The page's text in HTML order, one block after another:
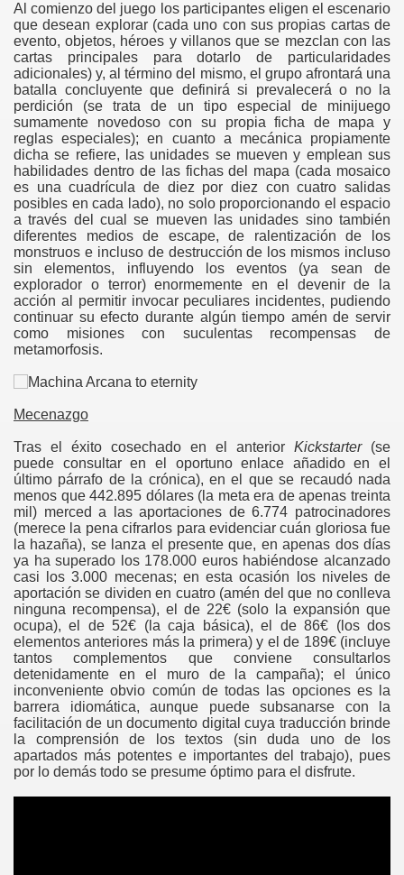
Al comienzo del juego los participantes eligen el escenario
que desean explorar (cada uno con sus propias cartas de
evento, objetos, héroes y villanos que se mezclan con las
cartas principales para dotarlo de particularidades
adicionales) y, al término del mismo, el grupo afrontará una
batalla concluyente que definirá si prevalecerá o no la
perdición (se trata de un tipo especial de minijuego
sumamente novedoso con su propia ficha de mapa y
reglas especiales); en cuanto a mecánica propiamente
dicha se refiere, las unidades se mueven y emplean sus
habilidades dentro de las fichas del mapa (cada mosaico
es una cuadrícula de diez por diez con cuatro salidas
posibles en cada lado), no solo proporcionando el espacio
a través del cual se mueven las unidades sino también
diferentes medios de escape, de ralentización de los
monstruos e incluso de destrucción de los mismos incluso
sin elementos, influyendo los eventos (ya sean de
explorador o terror) enormemente en el devenir de la
acción al permitir invocar peculiares incidentes, pudiendo
continuar su efecto durante algún tiempo amén de servir
como misiones con suculentas recompensas de
metamorfosis.
Mecenazgo
Tras el éxito cosechado en el anterior Kickstarter(se
puede consultar en el oportuno enlace añadido en el
último párrafo de la crónica), en el que se recaudó nada
menos que 442.895 dólares (la meta era de apenas treinta
mil) merced a las aportaciones de 6.774 patrocinadores
(merece la pena cifrarlos para evidenciar cuán gloriosa fue
la hazaña), se lanza el presente que, en apenas dos días
ya ha superado los 178.000 euros habiéndose alcanzado
casi los 3.000 mecenas; en esta ocasión los niveles de
aportación se dividen en cuatro (amén del que no conlleva
ninguna recompensa), el de 22€ (solo la expansión que
ocupa), el de 52€ (la caja básica), el de 86€ (los dos
elementos anteriores más la primera) y el de 189€ (incluye
tantos complementos que conviene consultarlos
detenidamente en el muro de la campaña); el único
inconveniente obvio común de todas las opciones es la
barrera idiomática, aunque puede subsanarse con la
facilitación de un documento digital cuya traducción brinde
la comprensión de los textos (sin duda uno de los
apartados más potentes e importantes del trabajo), pues
por lo demás todo se presume óptimo para el disfrute.